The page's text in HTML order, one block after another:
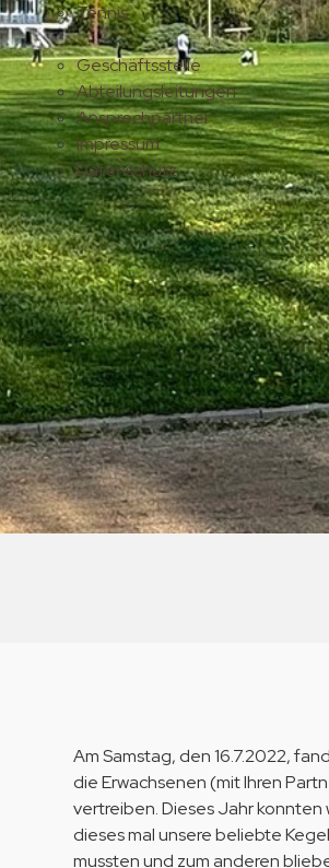
Tennis
Geschäftsstelle
Abteilungsleitungen
Ansprechpartner
Impressum
Datenschutz
Am Samstag, den 16.7.2022,
die Erwachsenen (mit Ihren
vertreiben. Dieses Jahr
dieses mal unsere beliebte
mussten und zum anderen